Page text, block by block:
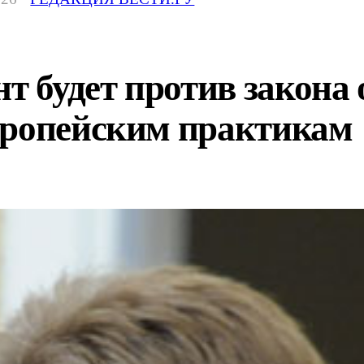
будет против
практикам